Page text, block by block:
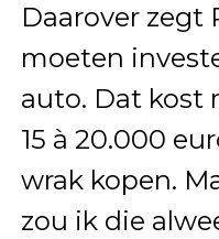
Daarover zegt
moeten
auto. Dat kost
15 à 20.000
wrak kopen.
zou ik die